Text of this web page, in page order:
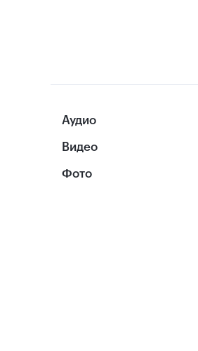
Аудио
Видео
Фото